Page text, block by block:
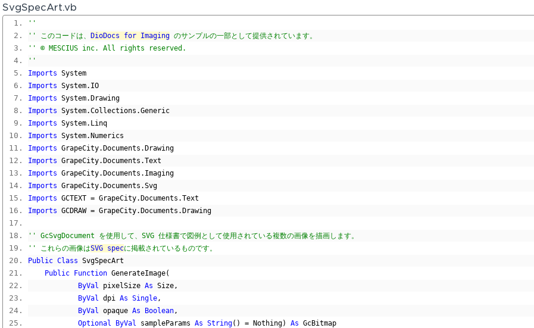
SvgSpecArt.vb
''
'' このコードは、
DioDocs for Imaging のサンプルの一部として提供されています。
'' © MESCIUS inc. All rights reserved.
''
Imports System
Imports System. IO
Imports System. Drawing
Imports System.Collections .Generic
Imports System. Linq
Imports System. Numerics
Imports GrapeCity. Documents . Drawing
Imports GrapeCity. Documents .Text
Imports GrapeCity. Documents . Imaging
Imports GrapeCity. Documents .Svg
Imports GCTEXT = GrapeCity. Documents .Text
Imports GCDRAW = GrapeCity. Documents . Drawing
'' GcSvgDocument を使用して、SVG 仕様書で図例として使用されている複数の画像を描画します。
'' これらの画像はSVG specに掲載されているものです。
Public Class SvgSpecArt
Public
Function GenerateImage(
ByVal pixelSize As Size,
ByVal dpi As Single,
ByVal opaque As Boolean,
Optional
ByVal sampleParams As String() = Nothing) As GcBitmap